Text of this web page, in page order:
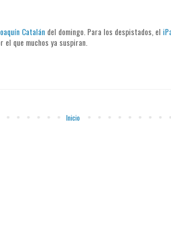
Catalán del domingo. Para los despistados, el
que muchos ya suspiran.
Inicio